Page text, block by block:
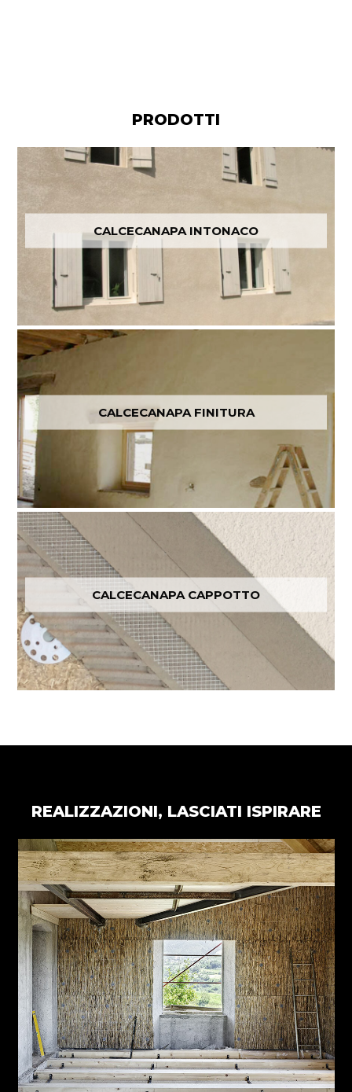
PRODOTTI
CALCECANAPA INTONACO
CALCECANAPA FINITURA
CALCECANAPA CAPPOTTO
REALIZZAZIONI, LASCIATI ISPIRARE